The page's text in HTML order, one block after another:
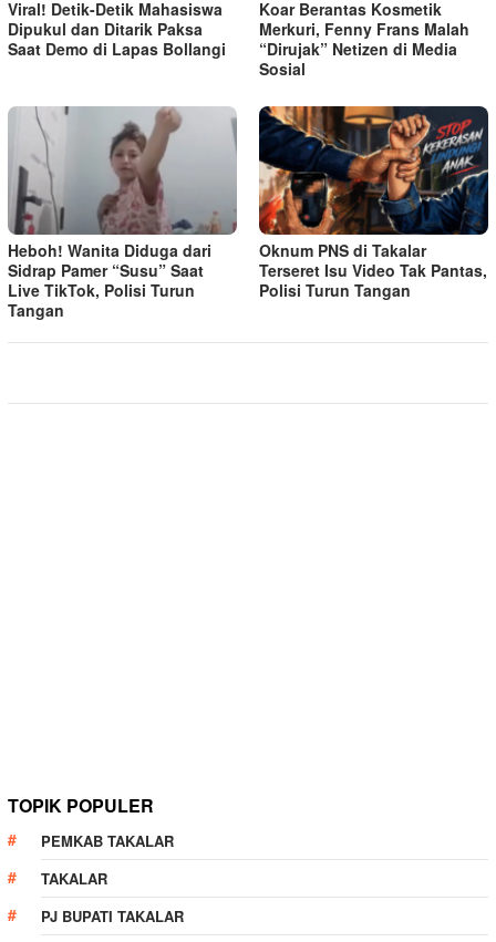
Viral! Detik-Detik Mahasiswa
Dipukul dan Ditarik Paksa
Saat Demo di Lapas Bollangi
Koar Berantas Kosmetik
Merkuri, Fenny Frans Malah
“Dirujak” Netizen di Media
Sosial
Heboh! Wanita Diduga dari
Sidrap Pamer “Susu” Saat
Live TikTok, Polisi Turun
Tangan
Oknum PNS di Takalar
Terseret Isu Video Tak Pantas,
Polisi Turun Tangan
TOPIK POPULER
PEMKAB TAKALAR
TAKALAR
PJ BUPATI TAKALAR